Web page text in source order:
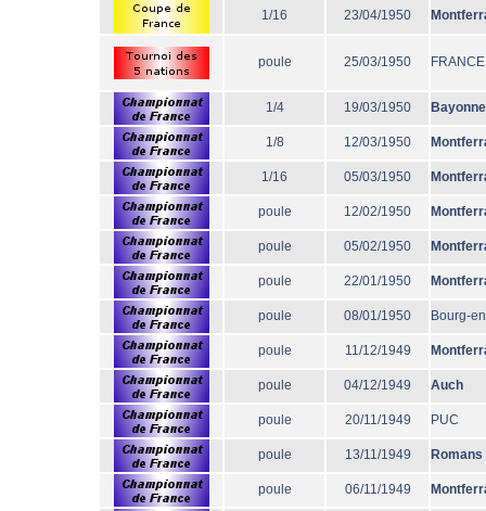
1/16 23/04/1950
poule 25/03/1950 FRANCE
1/4 19/03/1950 Bayonne
1/8 12/03/1950
1/16 05/03/1950
poule 12/02/1950
poule 05/02/1950
poule 22/01/1950
poule 08/01/1950 Bourg-
poule 11/12/1949
poule 04/12/1949 Auch
poule 20/11/1949 PUC
poule 13/11/1949 Romans
poule 06/11/1949